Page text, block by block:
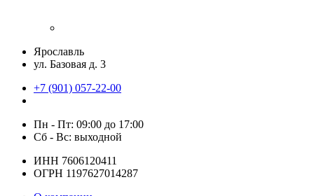
Ярославль
ул. Базовая д. 3
+7 (901) 057-22-00
Пн - Пт: 09:00 до 17:00
Сб - Вс: выходной
ИНН 7606120411
ОГРН 1197627014287